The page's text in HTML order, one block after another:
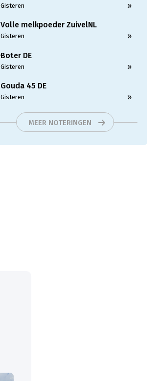
Gisteren »
Volle melkpoeder ZuivelNL
Gisteren »
Boter DE
Gisteren »
Gouda 45 DE
Gisteren »
MEER NOTERINGEN